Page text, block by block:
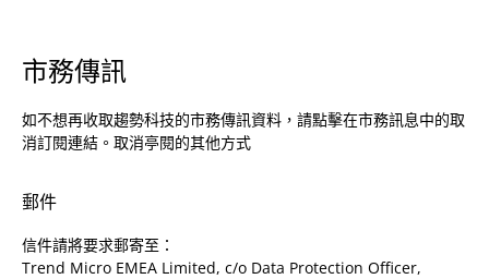
市務傳訊
如不想再收取趨勢科技的市務傳訊資料，請點擊在市務訊息中的取
消訂閱連結。取消亭閱的其他方式
郵件
信件請將要求郵寄至：
Trend Micro EMEA Limited, c/o Data Protection Officer,